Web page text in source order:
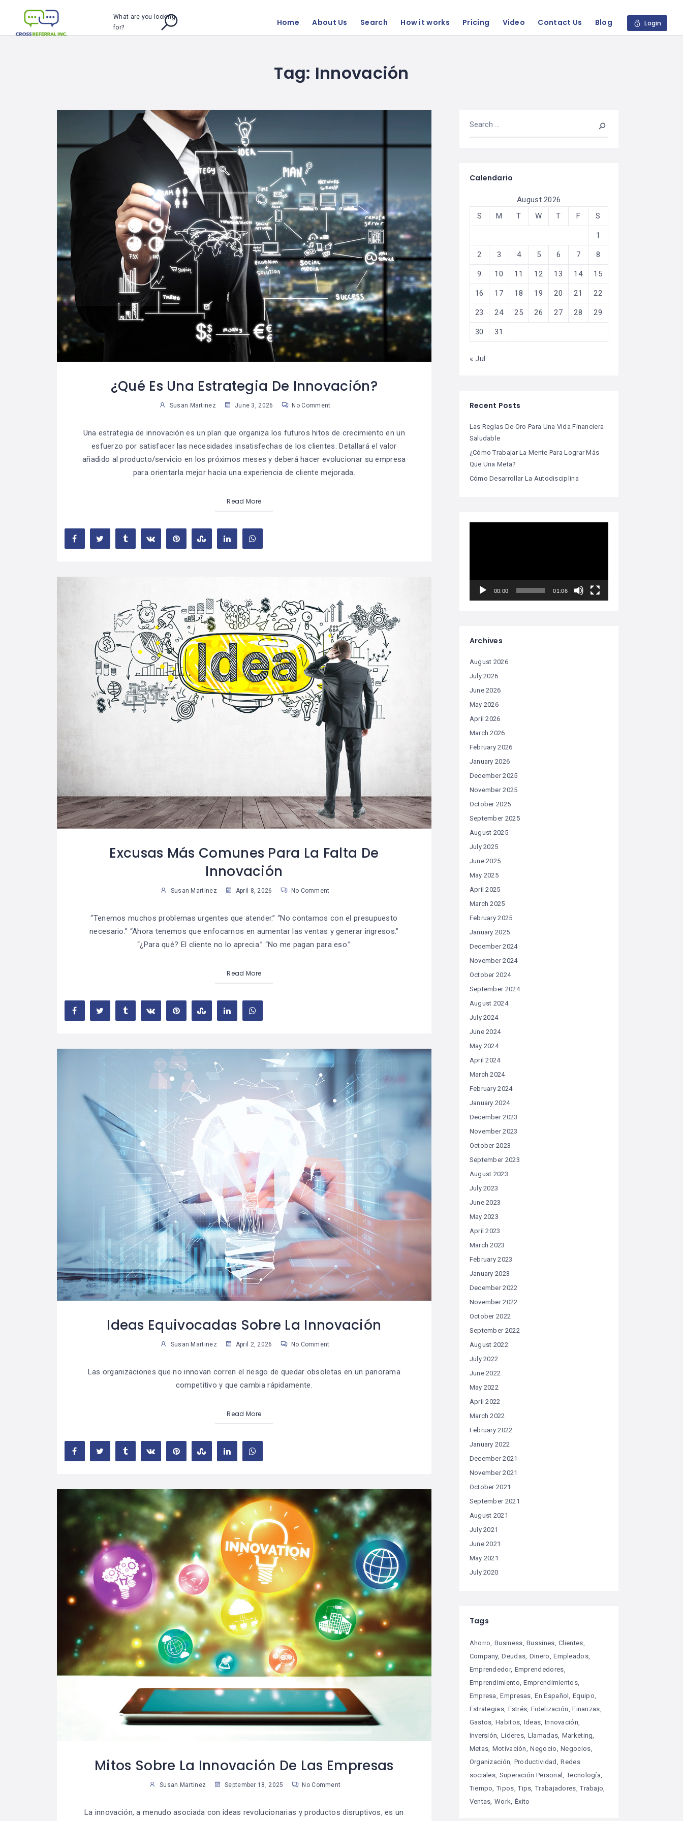
What are you looking
for?
Home About Us Search How it works Pricing Video Contact Us Blog Login
Tag: Innovación
¿Qué Es Una Estrategia De Innovación?
Susan Martinez June 3, 2026 No Comment
Una estrategia de innovación es un plan que organiza los futuros hitos de crecimiento en un
esfuerzo por satisfacer las necesidades insatisfechas de los clientes. Detallará el valor
añadido al producto/servicio en los próximos meses y deberá hacer evolucionar su empresa
para orientarla mejor hacia una experiencia de cliente mejorada.
Read More
Excusas Más Comunes Para La Falta De
Innovación
Susan Martinez April 8, 2026 No Comment
“Tenemos muchos problemas urgentes que atender.” “No contamos con el presupuesto
necesario.” “Ahora tenemos que enfocarnos en aumentar las ventas y generar ingresos.”
“¿Para qué? El cliente no lo aprecia.” “No me pagan para eso.”
Read More
Ideas Equivocadas Sobre La Innovación
Susan Martinez April 2, 2026 No Comment
Las organizaciones que no innovan corren el riesgo de quedar obsoletas en un panorama
competitivo y que cambia rápidamente.
Read More
Mitos Sobre La Innovación De Las Empresas
Susan Martinez September 18, 2025 No Comment
La innovación, a menudo asociada con ideas revolucionarias y productos disruptivos, es un
Calendario
August 2026
S
M T W T F S
1
2 3 4 5 6 7 8
9 10 11 12 13 14 15
16 17 18 19 20 21 22
23 24 25 26 27 28 29
30 31
« Jul
Recent Posts
Las Reglas De Oro Para Una Vida Financiera
Saludable
¿Cómo Trabajar La Mente Para Lograr Más
Que Una Meta?
Cómo Desarrollar La Autodisciplina
00:00 01:06
Archives
August 2026
July 2026
June 2026
May 2026
April 2026
March 2026
February 2026
January 2026
December 2025
November 2025
October 2025
September 2025
August 2025
July 2025
June 2025
May 2025
April 2025
March 2025
February 2025
January 2025
December 2024
November 2024
October 2024
September 2024
August 2024
July 2024
June 2024
May 2024
April 2024
March 2024
February 2024
January 2024
December 2023
November 2023
October 2023
September 2023
August 2023
July 2023
June 2023
May 2023
April 2023
March 2023
February 2023
January 2023
December 2022
November 2022
October 2022
September 2022
August 2022
July 2022
June 2022
May 2022
April 2022
March 2022
February 2022
January 2022
December 2021
November 2021
October 2021
September 2021
August 2021
July 2021
June 2021
May 2021
July 2020
Tags
Ahorro Business Bussines Clientes
Company Deudas Dinero
Empleados
Emprendedor Emprendedores
Emprendimiento Emprendimientos
Empresa
Empresas En Español
Equipo
Estrategias Estrés Fidelización
Finanzas
Gastos Habitos Ideas Innovación
Inversión Lideres Llamadas Marketing
Metas Motivación Negocio
Negocios
Organización Productividad
Redes
sociales Superación Personal
Tecnología
Tiempo
Tipos Tips Trabajadores Trabajo
Ventas Work Éxito